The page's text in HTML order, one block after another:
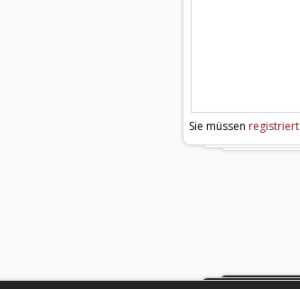
Sie müssen registriert